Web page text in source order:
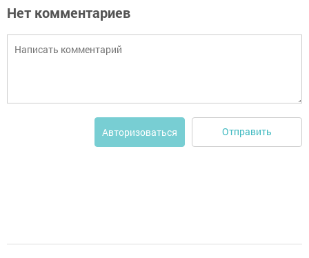
Нет комментариев
Авторизоваться Отправить